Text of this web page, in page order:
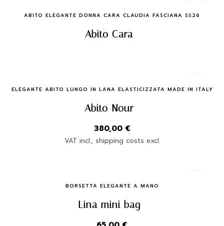
Quick Buy
ABITO ELEGANTE DONNA CARA CLAUDIA FASCIANA SS26
Abito Cara
Quick Buy
ELEGANTE ABITO LUNGO IN LANA ELASTICIZZATA MADE IN ITALY
Abito Nour
380,00 €
VAT incl., shipping costs excl.
Quick Buy
BORSETTA ELEGANTE A MANO
Lina mini bag